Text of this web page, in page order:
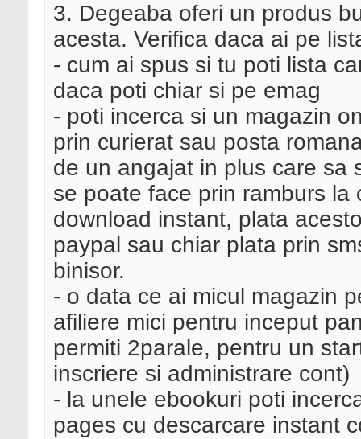
3. Degeaba oferi un produs
acesta. Verifica daca ai pe
- cum ai spus si tu poti lista
daca poti chiar si pe emag
- poti incerca si un magazin
prin curierat sau posta
de un angajat in plus care sa
se poate face prin ramburs
download instant, plata
paypal sau chiar plata prin
binisor.
- o data ce ai micul magazin
afiliere mici pentru inceput
permiti 2parale, pentru un
inscriere si administrare cont)
- la unele ebookuri poti
pages cu descarcare instant